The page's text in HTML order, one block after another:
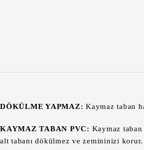
DÖKÜLME YAPMAZ: Kaymaz taban
KAYMAZ TABAN PVC: Kaymaz taban
alt tabanı dökülmez ve zemininizi korur.